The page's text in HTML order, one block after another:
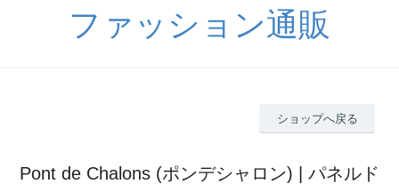
ファッション通販
ショップへ戻る
Pont de Chalons (ポンデシャロン) | パネルド